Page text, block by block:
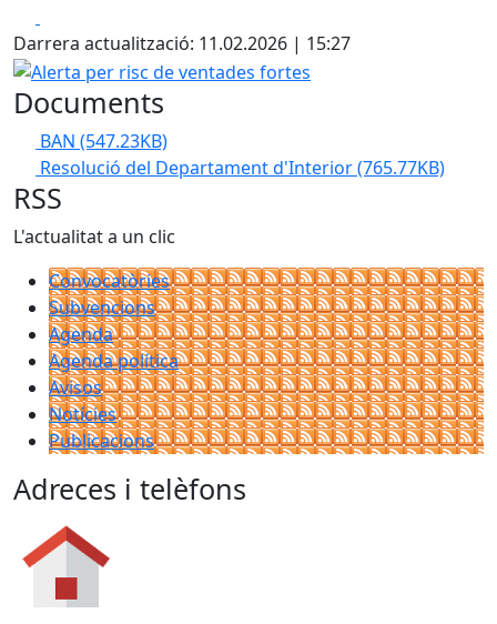
Darrera actualització: 11.02.2026 | 15:27
Alerta per risc de ventades fortes
Documents
BAN (547.23KB)
Resolució del Departament d'Interior(765.77KB)
RSS
L'actualitat a un clic
Convocatòries
Subvencions
Agenda
Agenda política
Avisos
Notícies
Publicacions
Adreces i telèfons